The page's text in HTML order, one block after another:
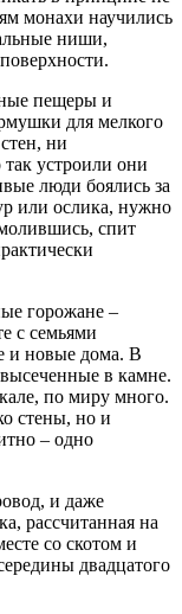
монахи научились
ниши,
пещеры и
для мелкого
ни
устроили они
люди боялись за
или ослика, нужно
спит
горожане –
с семьями
и новые дома. В
в камне.
по миру много.
стены, но и
– одно
и даже
рассчитанная на
со скотом и
двадцатого